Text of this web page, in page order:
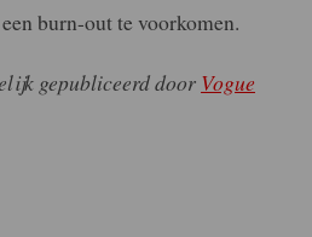
burn-out te voorkomen.
gepubliceerd door Vogue